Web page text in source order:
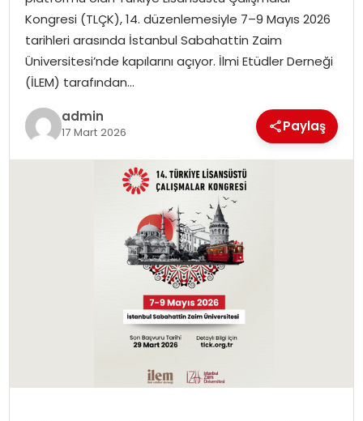
SPOR
TEKNOLOJI
YAŞAM
Kongresi (TLÇK), 14. düzenlemesiyle 7–9 Mayıs 2026
tarihleri arasında İstanbul Sabahattin Zaim
Üniversitesi’nde kapılarını açıyor. İlmi Etüdler Derneği
(İLEM) tarafından…
admin
17 Mart 2026 Paylaş